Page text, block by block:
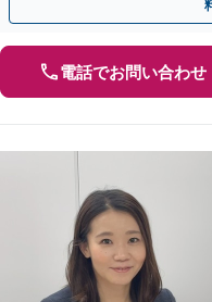
電話でお問い合わせ